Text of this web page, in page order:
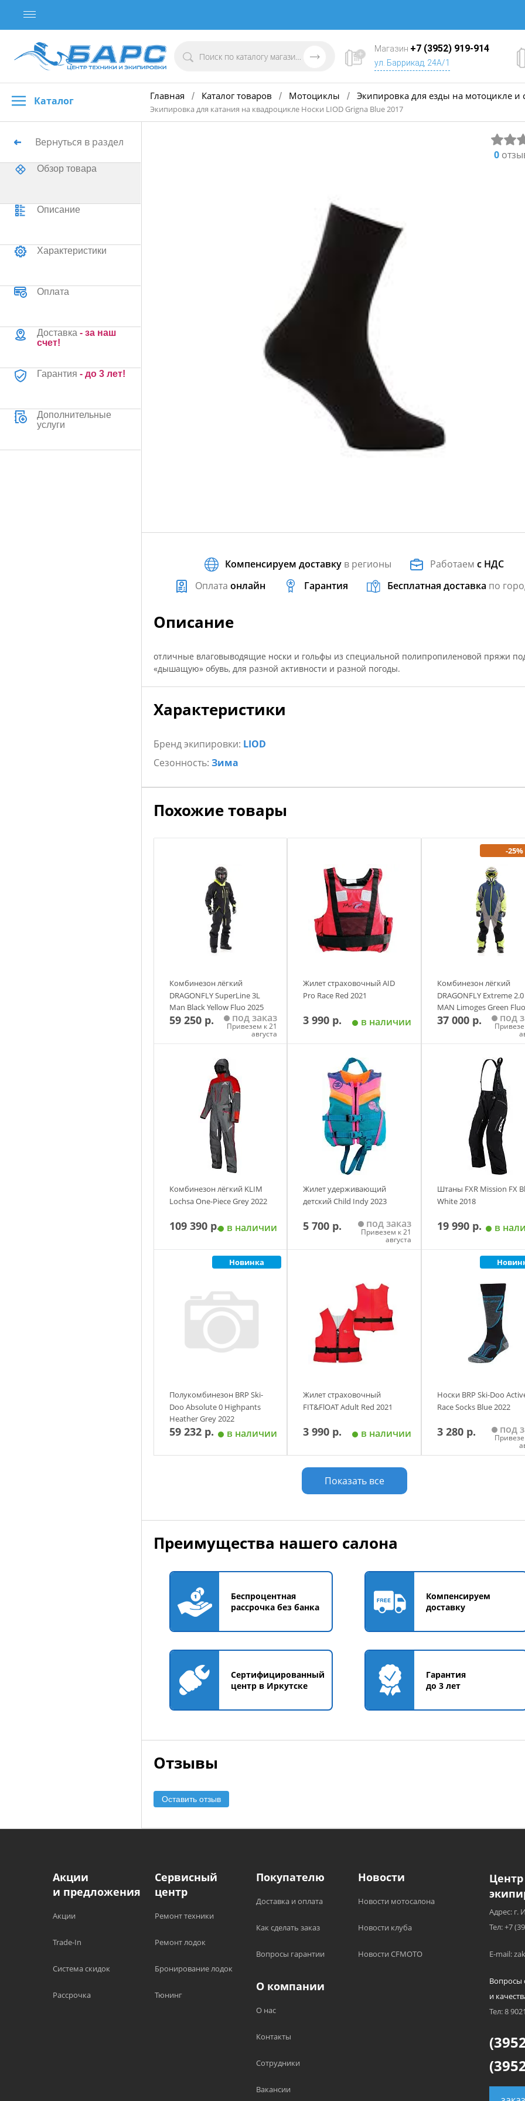
Магазин +7 (3952) 919-914
ул. Баррикад, 24А/1
Каталог Главная / Каталог товаров / Мотоциклы / Экипировка для езды на мотоцикле и
Экипировка для катания на квадроцикле Носки LIOD Grigna Blue 2017
Вернуться в раздел
Обзор товара
Описание
Характеристики
Оплата
Доставка - за наш
счет!
Гарантия - до 3 лет!
Дополнительные
услуги
0
Компенсируем доставку в регионы Работаемс НДС
Оплата онлайн Гарантия Бесплатная доставка по
Описание
отличные влаговыводящие носки и гольфы из специальной полипропиленовой пряжи
«дышащую» обувь, для разной активности и разной погоды.
Характеристики
Бренд экипировки: LIOD
Сезонность: Зима
Похожие товары
Комбинезон лёгкий
DRAGONFLY SuperLine 3L
Man Black Yellow Fluo 2025
59 250 р. под заказ
Привезем к 21
августа
Добавить в корзину
Жилет страховочный AID
Pro Race Red 2021
3 990 р. в наличии
Добавить в корзину
Размер
30кг. 40кг. 50кг.
90кг.
-25%
Комбинезон лёгкий
DRAGONFLY Extreme 2.0
MAN Limoges Green Fluo
2024
37 000 р. под
Добавить в
Комбинезон лёгкий KLIM
Lochsa One-Piece Grey 2022
109 390 р. в наличии
Добавить в корзину
Размер
2XL
Жилет удерживающий
детский Child Indy 2023
5 700 р. под заказ
Привезем к 21
августа
Штаны FXR Mission FX
White 2018
19 990 р. в
Добавить в
Новинка
Полукомбинезон BRP Ski-
Doo Absolute 0 Highpants
Heather Grey 2022
59 232 р. в наличии
S M XL 2XL
Жилет страховочный
FIT&FlOAT Adult Red 2021
3 990 р. в наличии
Добавить в корзину
50кг. 70кг. 90кг.
Носки BRP Ski-Doo
Race Socks Blue 2022
3 280 р. под
Показать все
Преимущества нашего салона
Беспроцентная
рассрочка без банка
Компенсируем
доставку
Сертифицированный
центр в Иркутске
Гарантия
до 3 лет
Отзывы
Оставить отзыв
Акции
и предложения
Акции
Trade-In
Система скидок
Рассрочка
Сервисный
центр
Ремонт техники
Ремонт лодок
Бронирование лодок
Тюнинг
Покупателю
Доставка и оплата
Как сделать заказ
Вопросы гарантии
Новости
Новости мотосалона
Новости клуба
Новости CFMOTO
О компании
О нас
Контакты
Сотрудники
Вакансии
Адрес: г.
Тел: +7
E-mail:
Вопросы
и
Тел: 8